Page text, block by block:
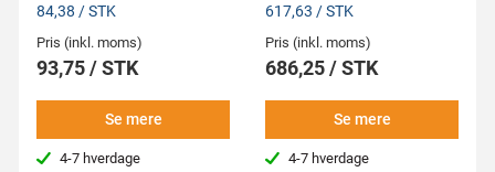
84,38 / STK
Pris (inkl. moms)
93,75 / STK
Se mere
4-7 hverdage
617,63 / STK
Pris (inkl. moms)
686,25 / STK
Se mere
4-7 hverdage